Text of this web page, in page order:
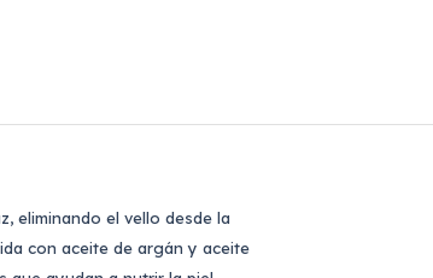
eliminando el vello desde la
con aceite de argán y aceite